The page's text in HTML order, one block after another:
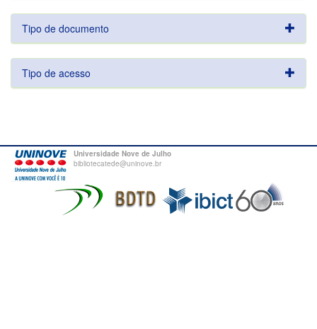
Tipo de documento
Tipo de acesso
Universidade Nove de Julho
bibliotecatede@uninove.br